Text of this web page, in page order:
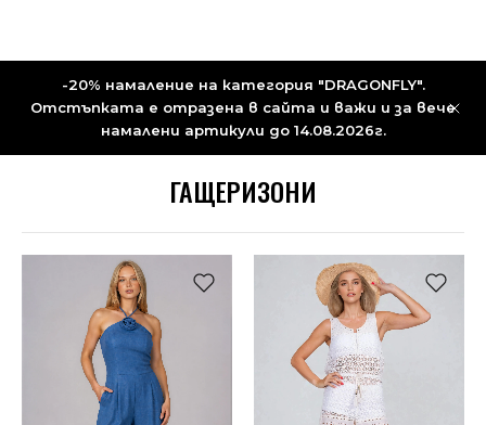
-20% намаление на категория "DRAGONFLY".
Отстъпката е отразена в сайта и важи и за вече
намалени артикули до 14.08.2026г.
ГАЩЕРИЗОНИ